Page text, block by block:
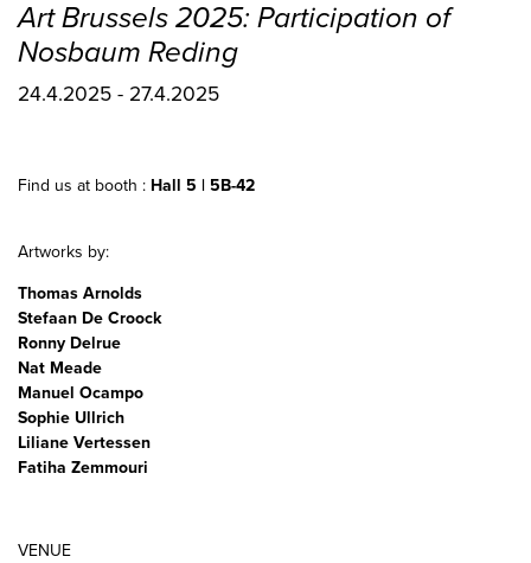
Art Brussels 2025: Participation of
Nosbaum Reding
24.4.2025 - 27.4.2025
Find us at booth : Hall 5 | 5B-42
Artworks by:
Thomas Arnolds
Stefaan De Croock
Ronny Delrue
Nat Meade
Manuel Ocampo
Sophie Ullrich
Liliane Vertessen
Fatiha Zemmouri
VENUE